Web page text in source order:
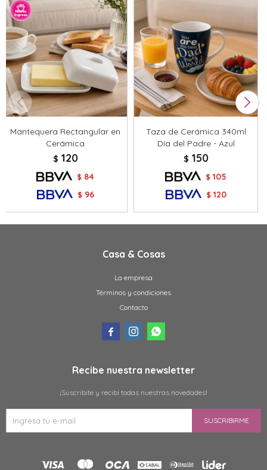
Mantequera Rectangular en
Cerámica
$ 120
$ 84
$ 96
Taza de Cerámica 340ml
Día del Padre - Azul
$ 150
$ 105
$ 120
Casa & Cosas
La empresa
Términos y condiciones
Contacto
  
Recibe nuestra newsletter
¡Suscribite y recibí todas nuestras novedades!
SUSCRIBIRME